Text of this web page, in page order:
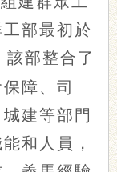
部最初於
部整合了
障、司
建等部門
和人員，